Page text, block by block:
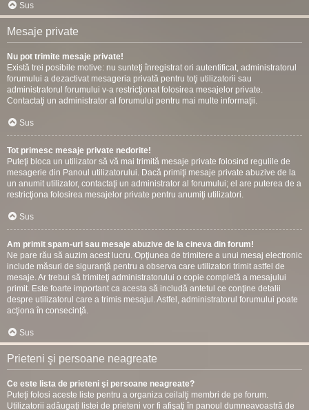
Sus
Mesaje private
Nu pot trimite mesaje private!
Există trei posibile motive: nu sunteţi înregistrat ori autentificat, administratorul
forumului a dezactivat mesageria privată pentru toţi utilizatorii sau
administratorul forumului v-a restricţionat folosirea mesajelor private.
Contactaţi un administrator al forumului pentru mai multe informaţii.
Sus
Tot primesc mesaje private nedorite!
Puteţi bloca un utilizator să vă mai trimită mesaje private folosind regulile de
mesagerie din Panoul utilizatorului. Dacă primiţi mesaje private abuzive de la
un anumit utilizator, contactaţi un administrator al forumului; el are puterea de a
restricţiona folosirea mesajelor private pentru anumiţi utilizatori.
Sus
Am primit spam-uri sau mesaje abuzive de la cineva din forum!
Ne pare rău să auzim acest lucru. Opţiunea de trimitere a unui mesaj electronic
include măsuri de siguranţă pentru a observa care utilizatori trimit astfel de
mesaje. Ar trebui să trimiteţi administratorului o copie completă a mesajului
primit. Este foarte important ca acesta să includă antetul ce conţine detalii
despre utilizatorul care a trimis mesajul. Astfel, administratorul forumului poate
acţiona în consecinţă.
Sus
Prieteni şi persoane neagreate
Ce este lista de prieteni şi persoane neagreate?
Puteţi folosi aceste liste pentru a organiza ceilalţi membri de pe forum.
Utilizatorii adăugaţi listei de prieteni vor fi afişaţi în panoul dumneavoastră de